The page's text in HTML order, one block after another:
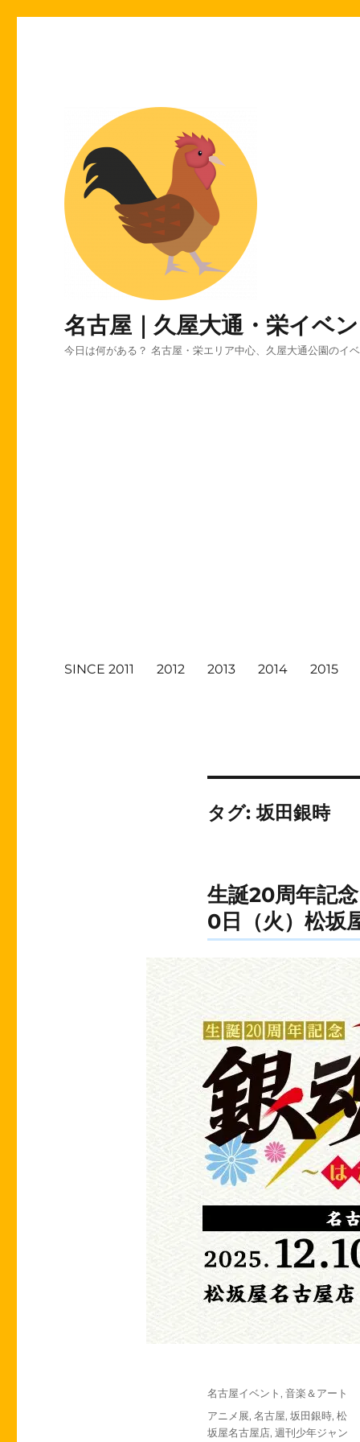
名古屋｜久屋大通・栄イベ
今日は何がある？ 名古屋・栄エリア中心、久屋大通公園のイ
SINCE 2011 2012 2013 2014 2015
タグ:坂田銀時
生誕20周年記
0日（火）松坂
投
日:
カ
ゴ
名古屋イベント , 音楽＆アート
タ
グ
アニメ展, 名古屋, 坂田銀時, 松
坂屋名古屋店, 週刊少年ジャン